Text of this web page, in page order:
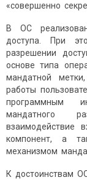
«совершенно
В ОС
доступа. При
разрешении
основе типа
мандатной
работы
программным
мандатного
взаимодействие
компонент, а
механизмом
К достоинствам